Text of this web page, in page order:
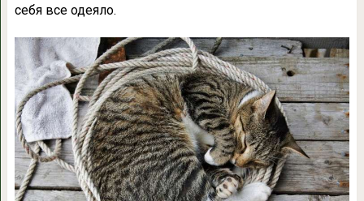
себя все одеяло.